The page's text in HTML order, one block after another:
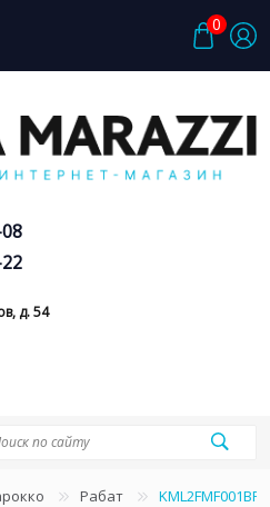
0
д. 54
Рабат